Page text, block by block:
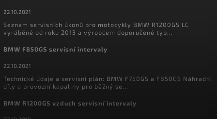
22.10.2021
Seznam servisních úkonů pro motocykly BMW R1200GS LC
vyráběné od roku 2013 a výrobcem doporučené typ...
BMW F850GS servisní intervaly
22.10.2021
Technické údaje a servisní plán: BMW F750GS a F850GS Náhradní
díly a provozní kapaliny pro běžný se...
BMW R1200GS vzduch servisní intervaly